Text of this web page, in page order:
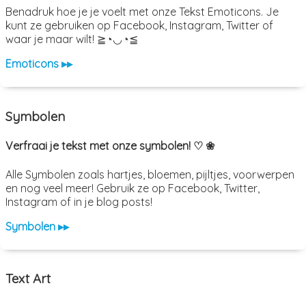
Benadruk hoe je je voelt met onze Tekst Emoticons. Je
kunt ze gebruiken op Facebook, Instagram, Twitter of
waar je maar wilt! ≧◔◡◔≦
Emoticons ▸▸
Symbolen
Verfraai je tekst met onze symbolen! ♡ ❀
Alle Symbolen zoals hartjes, bloemen, pijltjes, voorwerpen
en nog veel meer! Gebruik ze op Facebook, Twitter,
Instagram of in je blog posts!
Symbolen ▸▸
Text Art